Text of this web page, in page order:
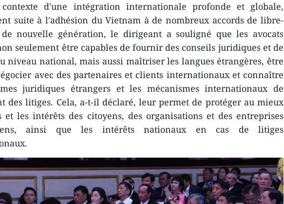
d'une intégration internationale profonde et globale,
suite à l'adhésion du Vietnam à de nombreux accords de libre-
de nouvelle génération, le dirigeant a souligné que les avocats
seulement être capables de fournir des conseils juridiques et de
niveau national, mais aussi maîtriser les langues étrangères, être
avec des partenaires et clients internationaux et connaître
juridiques étrangers et les mécanismes internationaux de
des litiges. Cela, a-t-il déclaré, leur permet de protéger au mieux
et les intérêts des citoyens, des organisations et des entreprises
ainsi que les intérêts nationaux en cas de litiges